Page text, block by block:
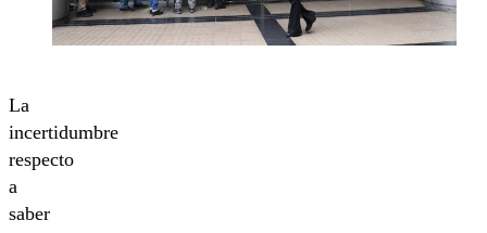
La
incertidumbre
respecto
a
saber